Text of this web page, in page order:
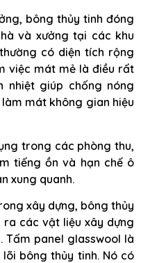
bông thủy tinh đóng
và xưởng tại các khu
có diện tích rộng
việc mát mẻ là điều rất
nhiệt giúp chống nóng
mát không gian hiệu
trong các phòng thu,
tiếng ồn và hạn chế ô
xung quanh.
xây dựng, bông thủy
các vật liệu xây dựng
Tấm panel glasswool là
bông thủy tinh. Nó có